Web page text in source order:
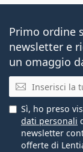
Primo ordine
newsletter e
un omaggio
E-mail
Sì, ho preso
dati personali
newsletter
offerte di